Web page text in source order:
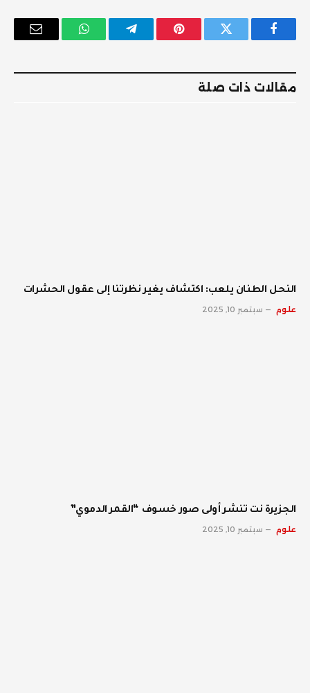
فيسبوك تويتر بينتيريستتيلقرام واتساب
البريد
مقالات ذات صلة
النحل الطنان يلعب: اكتشاف يغير نظرتنا إلى عقول الحشرات
علوم سبتمبر 10, 2025
الجزيرة نت تنشر أولى صور خسوف “القمر الدموي”
علوم سبتمبر 10, 2025